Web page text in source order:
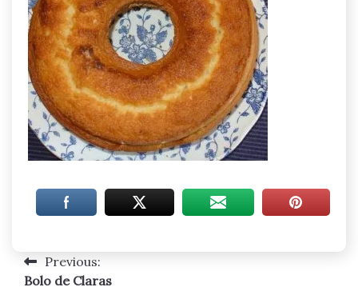
Navegação
Previous:
Bolo de Claras